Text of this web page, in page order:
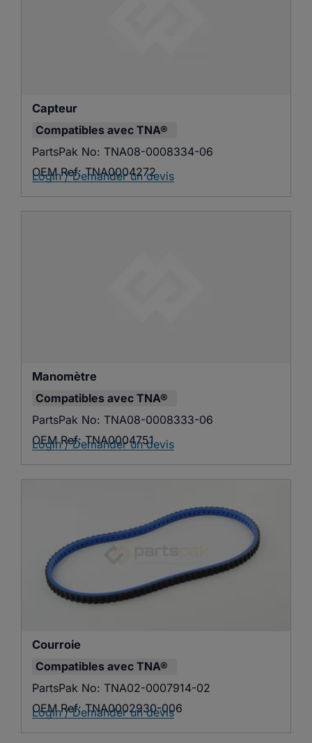
Capteur
Compatibles avec TNA®
PartsPak No: TNA08-0008334-06
OEM Ref: TNA0004272
Login / Demander un devis
Manomètre
Compatibles avec TNA®
PartsPak No: TNA08-0008333-06
OEM Ref: TNA0004751
Login / Demander un devis
Courroie
Compatibles avec TNA®
PartsPak No: TNA02-0007914-02
OEM Ref: TNA0002930-006
Login / Demander un devis